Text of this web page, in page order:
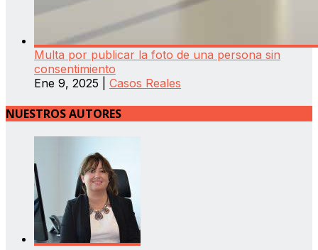
Multa por publicar la foto de una persona sin
consentimiento
Ene 9, 2025
Casos Reales
NUESTROS AUTORES